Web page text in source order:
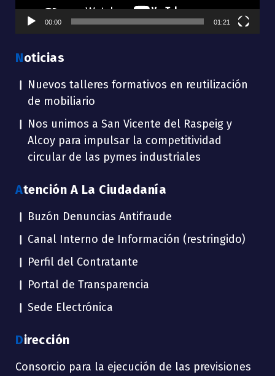
00:00 01:21
Noticias
Nuevos talleres formativos en reutilización
de mobiliario
Nos unimos a San Vicente del Raspeig y
Alcoy para impulsar la competitividad
circular de las pymes industriales
Atención A La Ciudadanía
Buzón Denuncias Antifraude
Canal Interno de Información (restringido)
Perfil del Contratante
Portal de Transparencia
Sede Electrónica
Dirección
Consorcio para la ejecución de las previsiones